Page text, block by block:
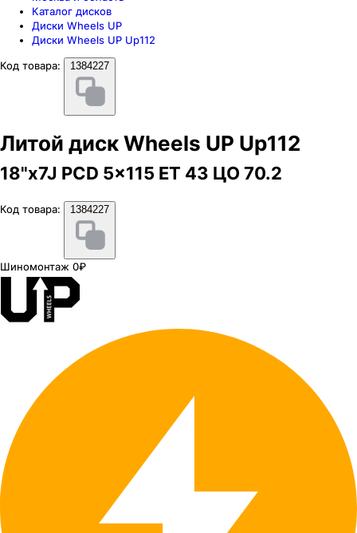
Каталог дисков
Диски Wheels UP
Диски Wheels UP Up112
Код товара:
1384227
Литой диск Wheels UP Up112
18"x7J PCD 5x115 ЕТ 43 ЦО 70.2
Код товара: 1384227
Шиномонтаж 0₽